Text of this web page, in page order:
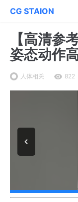
CG STAION
【高清参
姿态动作
人体相关 822